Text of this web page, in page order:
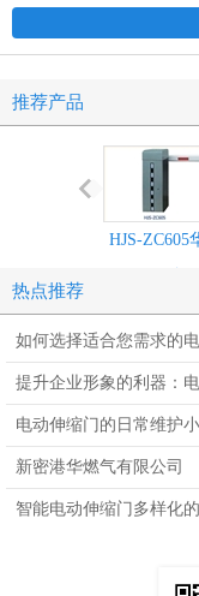
推荐产品
HJS-ZC605
热点推荐
如何选择适合您需求的
提升企业形象的利器：
电动伸缩门的日常维护
新密港华燃气有限公司
智能电动伸缩门多样化